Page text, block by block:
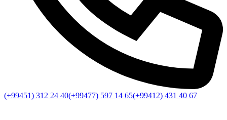
(+99451) 312 24 40(+99477) 597 14 65(+99412) 431 40 67